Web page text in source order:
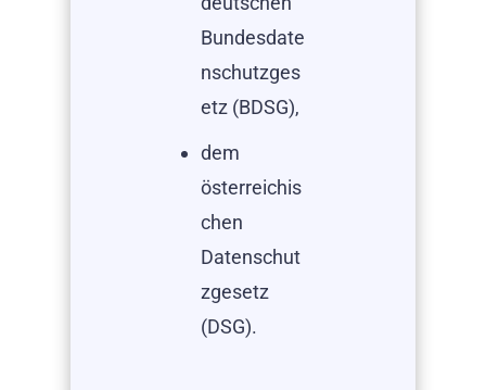
Bundesdate
nschutzges
etz (BDSG),
dem
österreichis
chen
Datenschut
zgesetz
(DSG).